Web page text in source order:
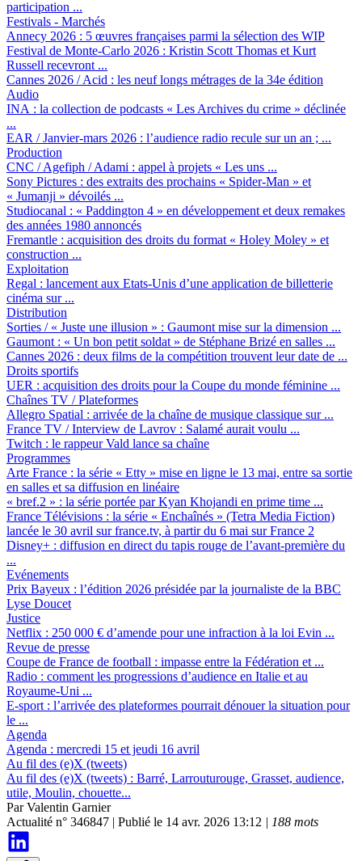
participation ...
Festivals - Marchés
Annecy 2026 : 5 œuvres françaises parmi la sélection des WIP
Festival de Monte-Carlo 2026 : Kristin Scott Thomas et Kurt
Russell recevront ...
Cannes 2026 / Acid : les neuf longs métrages de la 34e édition
Audio
INA : la collection de podcasts « Les Archives du crime » déclinée
...
EAR / Janvier-mars 2026 : l’audience radio recule sur un an ; ...
Production
CNC / Agefiph / Adami : appel à projets « Les uns ...
Sony Pictures : des extraits des prochains « Spider-Man » et
« Jumanji » dévoilés ...
Studiocanal : « Paddington 4 » en développement et deux remakes
des années 1980 annoncés
Fremantle : acquisition des droits du format « Holey Moley » et
construction ...
Exploitation
Regal : lancement aux Etats-Unis d’une application de billetterie
cinéma sur ...
Distribution
Sorties / « Juste une illusion » : Gaumont mise sur la dimension ...
Gaumont : « Un bon petit soldat » de Stéphane Brizé en salles ...
Cannes 2026 : deux films de la compétition trouvent leur date de ...
Droits sportifs
UER : acquisition des droits pour la Coupe du monde féminine ...
Chaînes TV / Plateformes
Allegro Spatial : arrivée de la chaîne de musique classique sur ...
France TV / Interview de Lavrov : Salamé aurait voulu ...
Twitch : le rappeur Vald lance sa chaîne
Programmes
Arte France : la série « Etty » mise en ligne le 13 mai, entre sa sortie
en salles et sa diffusion en linéaire
« bref.2 » : la série portée par Kyan Khojandi en prime time ...
France Télévisions : la série « Enchaînés » (Tetra Media Fiction)
lancée le 30 avril sur france.tv, à partir du 6 mai sur France 2
Disney+ : diffusion en direct du tapis rouge de l’avant-première du
...
Evénements
Prix Bayeux : l’édition 2026 présidée par la journaliste de la BBC
Lyse Doucet
Justice
Netflix : 250 000 € d’amende pour une infraction à la loi Evin ...
Revue de presse
Coupe de France de football : impasse entre la Fédération et ...
Radio : comment les progressions d’audience en Italie et au
Royaume-Uni ...
E-sport : l’arrivée des plateformes pourrait dénouer la situation pour
le ...
Agenda
Agenda : mercredi 15 et jeudi 16 avril
Au fil des (e)X (tweets)
Au fil des (e)X (tweets) : Barré, Larrouturouge, Grasset, audience,
utile, Moulin, chouette...
ParValentin Garnier
Actualité n° 346847 | Publié le 14 avr. 2026 13:12 | 188 mots